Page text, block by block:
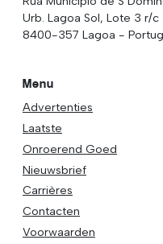
Urb. Lagoa Sol, Lote 3 r/c
8400-357 Lagoa -
Menu
Advertenties
Laatste
Onroerend Goed
Nieuwsbrief
Carrières
Contacten
Voorwaarden